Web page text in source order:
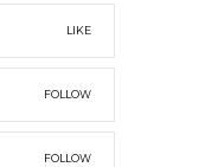
LIKE
FOLLOW
FOLLOW